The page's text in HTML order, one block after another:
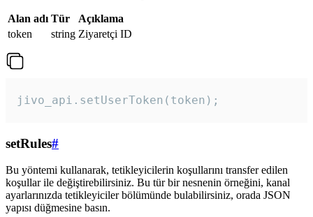
Alan adı Tür
Açıklama
token
string Ziyaretçi ID
jivo_api.setUserToken(token);
setRules#
Bu yöntemi kullanarak, tetikleyicilerin koşullarını transfer edilen
koşullar ile değiştirebilirsiniz. Bu tür bir nesnenin örneğini, kanal
ayarlarınızda tetikleyiciler bölümünde bulabilirsiniz, orada JSON
yapısı düğmesine basın.